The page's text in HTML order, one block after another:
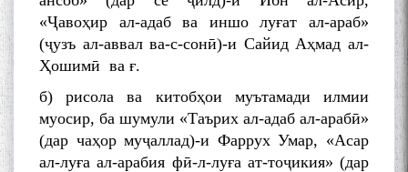
«Ҷавоҳир ал-адаб ва иншо луғат ал-араб»
(ҷузъ ал-аввал ва-с-сонӣ)-и Сайид Аҳмад ал-
Ҳошимӣ ва ғ.
б) рисола ва китобҳои муътамади илмии
муосир, ба шумули «Таърих ал-адаб ал-арабӣ»
(дар чаҳор муҷаллад)-и Фаррух Умар, «Асар
ал-луға ал-арабия фӣ-л-луға ат-тоҷикия» (дар